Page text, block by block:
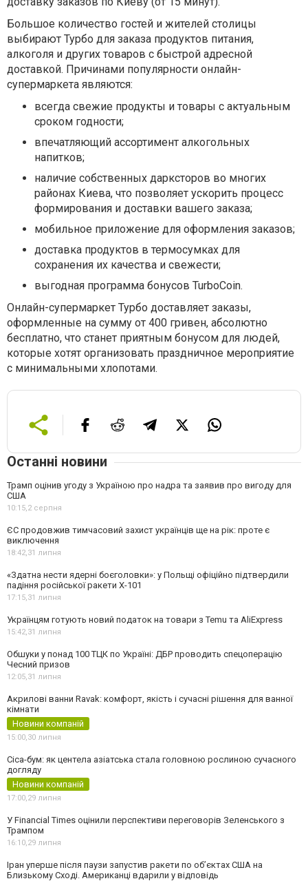
Большое количество гостей и жителей столицы
выбирают Турбо для заказа продуктов питания,
алкоголя и других товаров с быстрой адресной
доставкой. Причинами популярности онлайн-
супермаркета являются:
всегда свежие продукты и товары с актуальным
сроком годности;
впечатляющий ассортимент алкогольных
напитков;
наличие собственных дарксторов во многих
районах Киева, что позволяет ускорить процесс
формирования и доставки вашего заказа;
мобильное приложение для оформления заказов;
доставка продуктов в термосумках для
сохранения их качества и свежести;
выгодная программа бонусов TurboCoin.
Онлайн-супермаркет Турбо доставляет заказы,
оформленные на сумму от 400 гривен, абсолютно
бесплатно, что станет приятным бонусом для людей,
которые хотят организовать праздничное мероприятие
с минимальными хлопотами.
Останні новини
Трамп оцінив угоду з Україною про надра та заявив про вигоду для
США
10:15,2 серпня
ЄС продовжив тимчасовий захист українців ще на рік: проте є
виключення
18:42,31 липня
«Здатна нести ядерні боєголовки»: у Польщі офіційно підтвердили
падіння російської ракети Х-101
17:15,31 липня
Українцям готують новий податок на товари з Temu та AliExpress
15:42,31 липня
Обшуки у понад 100 ТЦК по Україні: ДБР проводить спецоперацію
Чесний призов
12:05,31 липня
Акрилові ванни Ravak: комфорт, якість і сучасні рішення для ванної
кімнати
Новини компаній
15:00,30 липня
Cica-бум: як центела азіатська стала головною рослиною сучасного
догляду
Новини компаній
17:00,29 липня
У Financial Times оцінили перспективи переговорів Зеленського з
Трампом
16:10,29 липня
Іран уперше після паузи запустив ракети по обʼєктах США на
Близькому Сході. Американці вдарили у відповідь